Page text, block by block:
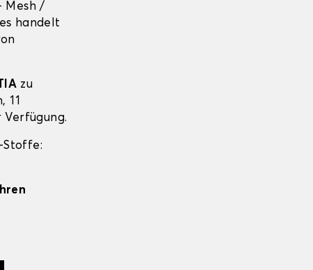
Mesh /
handelt
zu
11
Stoffe: